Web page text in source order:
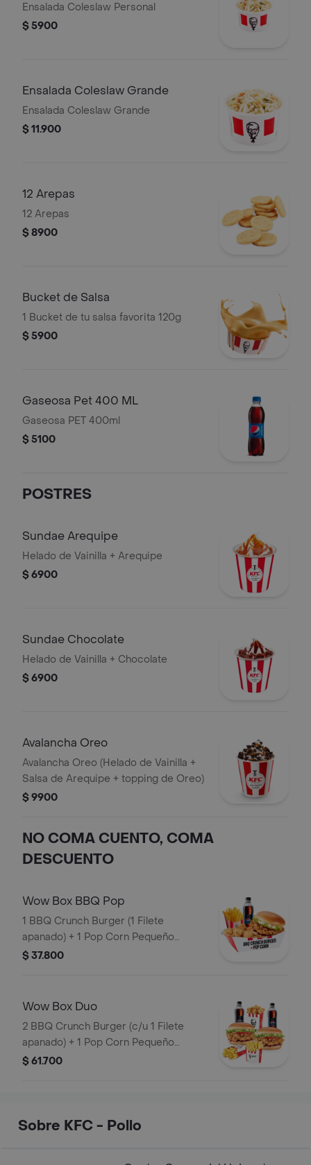
Ensalada Coleslaw Personal
$ 5900
Ensalada Coleslaw Grande
Ensalada Coleslaw Grande
$ 11.900
12 Arepas
12 Arepas
$ 8900
Bucket de Salsa
1 Bucket de tu salsa favorita 120g
$ 5900
Gaseosa Pet 400 ML
Gaseosa PET 400ml
$ 5100
POSTRES
Sundae Arequipe
Helado de Vainilla + Arequipe
$ 6900
Sundae Chocolate
Helado de Vainilla + Chocolate
$ 6900
Avalancha Oreo
Avalancha Oreo (Helado de Vainilla +
Salsa de Arequipe + topping de Oreo)
$ 9900
NO COMA CUENTO, COMA
DESCUENTO
Wow Box BBQ Pop
1 BBQ Crunch Burger (1 Filete
apanado) + 1 Pop Corn Pequeño
(Trocitos de pechuga pollo apanados)
$ 37.800
Wow Box Duo
2 BBQ Crunch Burger (c/u 1 Filete
apanado) + 1 Pop Corn Pequeño
(Trocitos de pechuga apanados) + 2
$ 61.700
Sobre KFC - Pollo